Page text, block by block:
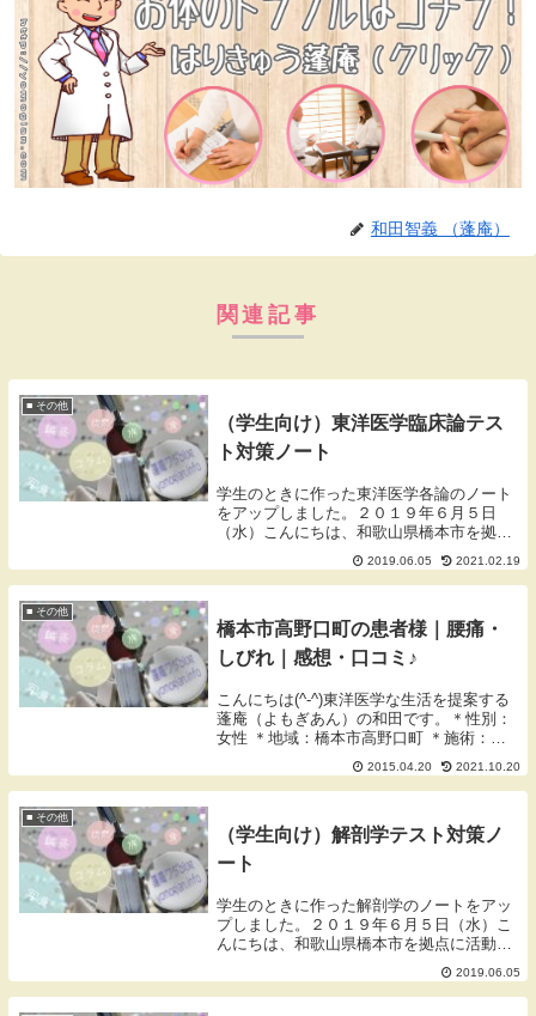
和田智義 （蓬庵）
関連記事
■ その他
（学生向け）東洋医学臨床論テス
ト対策ノート
学生のときに作った東洋医学各論のノート
をアップしました。２０１９年６月５日
（水）こんにちは、和歌山県橋本市を拠点
に活動しております蓬庵（よもぎあん）の
ワダです。ブログをご覧いただきありがと
うございます。東洋医学各論テスト対策ノ
2019.06.05 2021.02.19
■ その他
橋本市高野口町の患者様｜腰痛・
しびれ｜感想・口コミ♪
こんにちは(^-^)東洋医学な生活を提案する
蓬庵（よもぎあん）の和田です。＊性別：
女性 ＊地域：橋本市高野口町 ＊施術：鍼
灸治療（初診） ＊症状：腰痛＊施術につい
て色々と話を聞いて頂いて安心して治療を
受けることが出来ました。＊蓬庵について
2015.04.20 2021.10.20
■ その他
（学生向け）解剖学テスト対策ノ
ート
学生のときに作った解剖学のノートをアッ
プしました。２０１９年６月５日（水）こ
んにちは、和歌山県橋本市を拠点に活動し
ております蓬庵（よもぎあん）のワダで
す。ブログをご覧いただきありがとうござ
います。解剖学テスト対策もう10年以上前
2019.06.05